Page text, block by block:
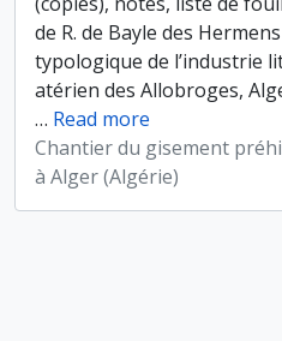
de R. de Bayle des
typologique de l’industrie
atérien des Allobroges,
… Read more
Chantier du gisement
à Alger (Algérie)